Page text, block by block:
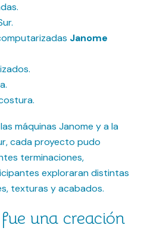
Janome
máquinas Janome y a la
cada proyecto pudo
terminaciones,
exploraran distintas
texturas y acabados.
una creación